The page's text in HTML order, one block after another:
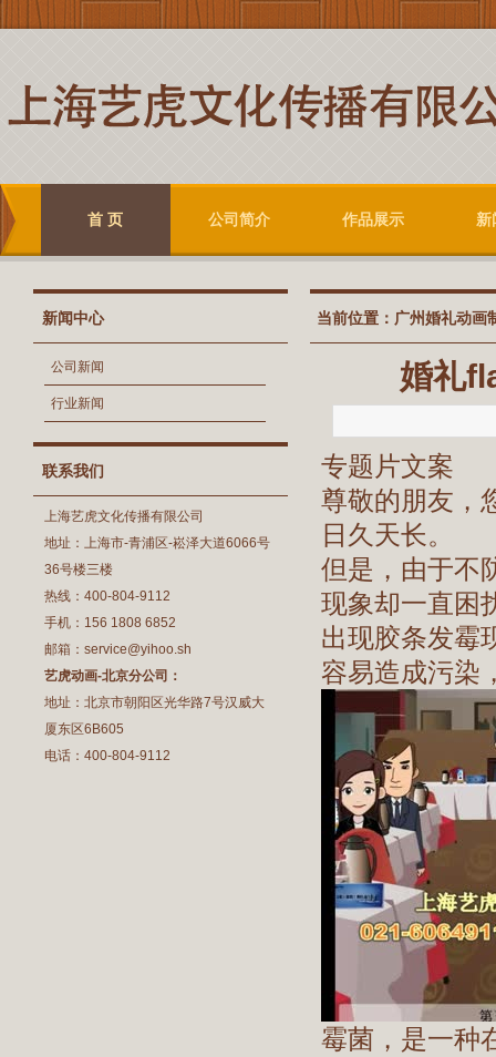
首 页 公司简介 作品展示 新
新闻中心
公司新闻
行业新闻
联系我们
上海艺虎文化传播有限公司
地址：上海市-青浦区-崧泽大道6066号
36号楼三楼
热线：400-804-9112
手机：156 1808 6852
邮箱：service@yihoo.sh
艺虎动画-北京分公司：
地址：北京市朝阳区光华路7号汉威大
厦东区6B605
电话：400-804-9112
当前位置： 广州婚礼动画
婚礼
专题片文案
尊敬的朋友，
日久天长。
但是，由于不
现象却一直困
出现胶条发霉
容易造成污染
霉菌，是一种